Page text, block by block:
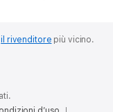
il rivenditore più vicino.